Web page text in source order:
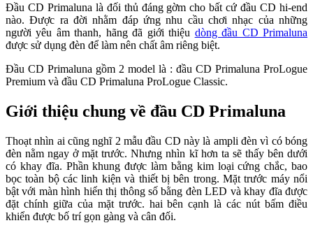
Đầu CD Primaluna là đối thủ đáng gờm cho bất cứ đầu CD hi-end
nào. Được ra đời nhằm đáp ứng nhu cầu chơi nhạc của những
người yêu âm thanh, hãng đã giới thiệu dòng đầu CD Primaluna
được sử dụng đèn để làm nên chất âm riêng biệt.
Đầu CD Primaluna gồm 2 model là : đầu CD Primaluna ProLogue
Premium và đầu CD Primaluna ProLogue Classic.
Giới thiệu chung về đầu CD Primaluna
Thoạt nhìn ai cũng nghĩ 2 mẫu đầu CD này là ampli đèn vì có bóng
đèn nằm ngay ở mặt trước. Nhưng nhìn kĩ hơn ta sẽ thấy bên dưới
có khay đĩa. Phần khung được làm bằng kim loại cứng chắc, bao
bọc toàn bộ các linh kiện và thiết bị bên trong. Mặt trước máy nổi
bật với màn hình hiển thị thông số bằng đèn LED và khay đĩa được
đặt chính giữa của mặt trước. hai bên cạnh là các nút bấm điều
khiển được bố trí gọn gàng và cân đối.